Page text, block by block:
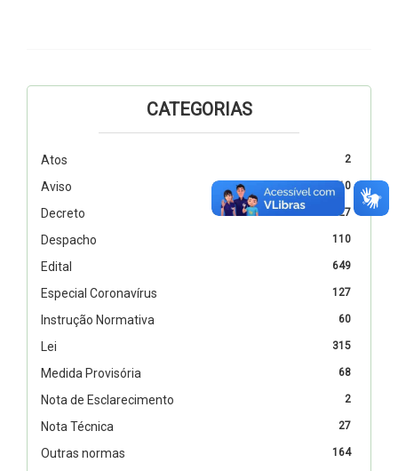
CATEGORIAS
2
Atos
10
Aviso
327
Decreto
110
Despacho
649
Edital
127
Especial Coronavírus
60
Instrução Normativa
315
Lei
68
Medida Provisória
2
Nota de Esclarecimento
27
Nota Técnica
164
Outras normas